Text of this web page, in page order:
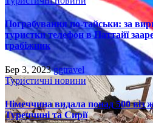
Пограбування по-тайськи: за
туристки телефон в Паттайї
грабіжник
Бер 3, 2023ggtravel
Туристичні новини
Німеччина видала понад 500 віз
Туреччині та Сирії